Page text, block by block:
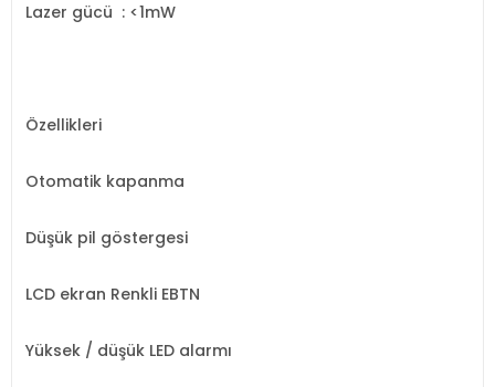
Lazer gücü : <1mW
Özellikleri
Otomatik kapanma
Düşük pil göstergesi
LCD ekran Renkli EBTN
Yüksek / düşük LED alarmı